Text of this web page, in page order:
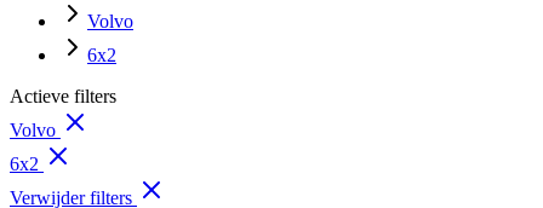
Volvo
6x2
Actieve filters
Volvo
6x2
Verwijder filters